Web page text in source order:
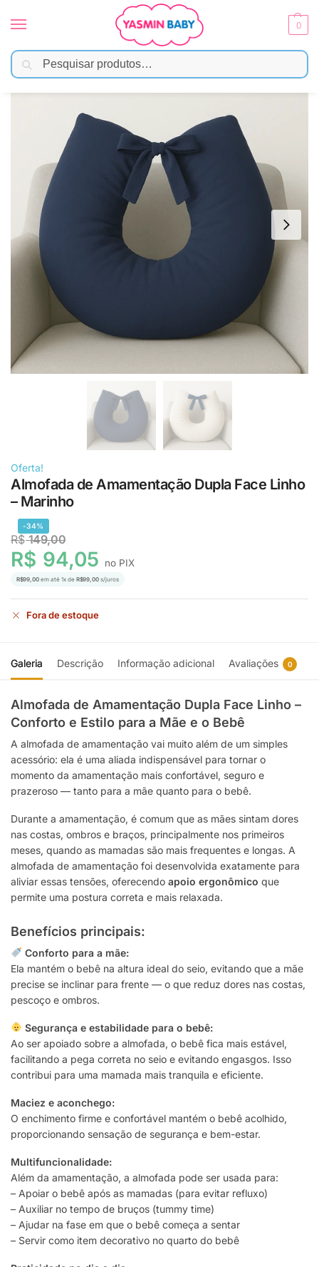
0
Início Amamentação / Almofadas
Oferta!
Almofada de Amamentação Dupla Face Linho
– Marinho
-34%
R$149,00
R$ 94,05 no PIX
R$99,00 em até 1x de R$99,00 s/juros
Fora de estoque
Galeria Descrição Informação adicional Avaliações 0
Almofada de Amamentação Dupla Face Linho –
Conforto e Estilo para a Mãe e o Bebê
A almofada de amamentação vai muito além de um simples
acessório: ela é uma aliada indispensável para tornar o
momento da amamentação mais confortável, seguro e
prazeroso — tanto para a mãe quanto para o bebê.
Durante a amamentação, é comum que as mães sintam dores
nas costas, ombros e braços, principalmente nos primeiros
meses, quando as mamadas são mais frequentes e longas. A
almofada de amamentação foi desenvolvida exatamente para
aliviar essas tensões, oferecendo apoio ergonômico que
permite uma postura correta e mais relaxada.
Benefícios principais:
Conforto para a mãe:
Ela mantém o bebê na altura ideal do seio, evitando que a mãe
precise se inclinar para frente — o que reduz dores nas costas,
pescoço e ombros.
Segurança e estabilidade para o bebê:
Ao ser apoiado sobre a almofada, o bebê fica mais estável,
facilitando a pega correta no seio e evitando engasgos. Isso
contribui para uma mamada mais tranquila e eficiente.
Maciez e aconchego:
O enchimento firme e confortável mantém o bebê acolhido,
proporcionando sensação de segurança e bem-estar.
Multifuncionalidade:
Além da amamentação, a almofada pode ser usada para:
– Apoiar o bebê após as mamadas (para evitar refluxo)
– Auxiliar no tempo de bruços (tummy time)
– Ajudar na fase em que o bebê começa a sentar
– Servir como item decorativo no quarto do bebê